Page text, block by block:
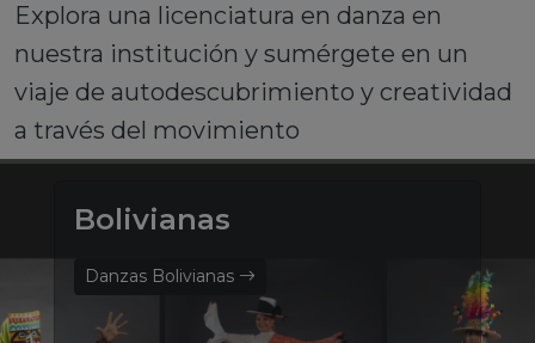
Explora una licenciatura en danza en
nuestra institución y sumérgete en un
viaje de autodescubrimiento y creatividad
a través del movimiento
Bolivianas
Danzas Bolivianas